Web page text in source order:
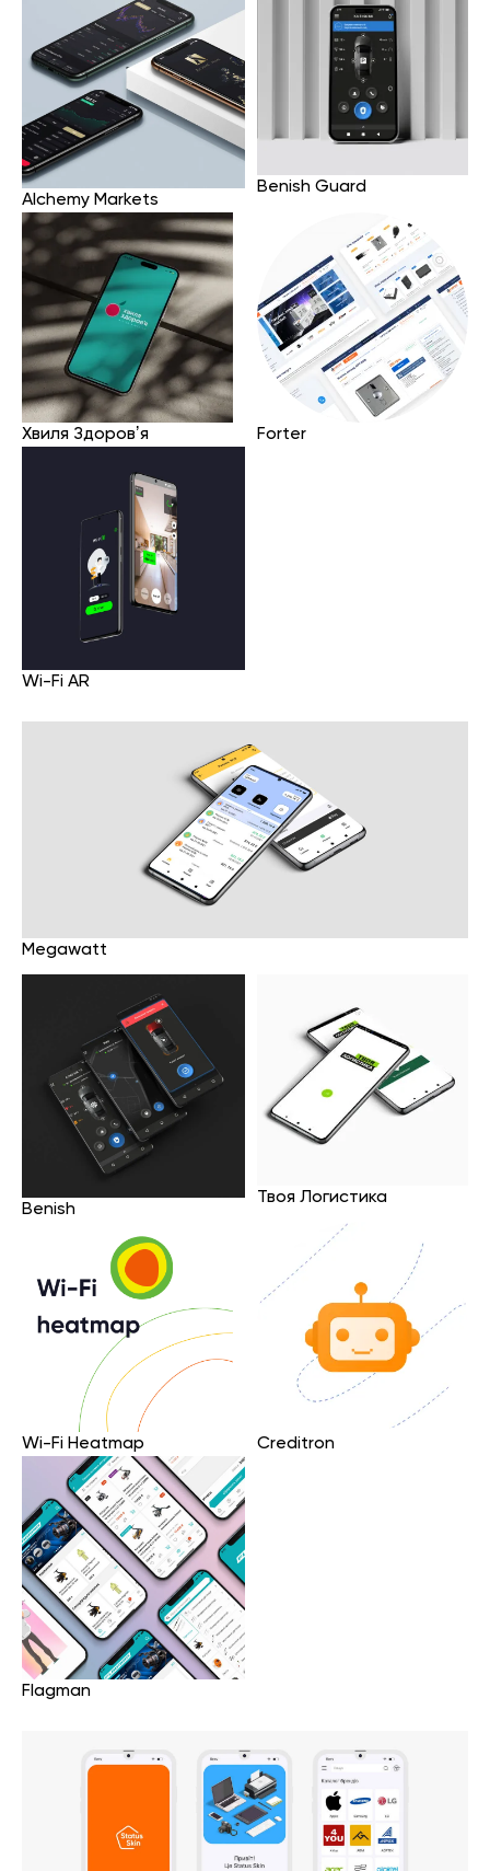
Alchemy Markets
Benish Guard
Хвиля Здоровʼя Forter
Wi-Fi AR
Megawatt
Benish
Твоя Логистика
Wi-Fi Heatmap Creditron
Flagman